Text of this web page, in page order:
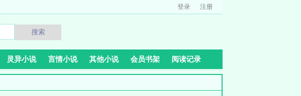
登录 注册
搜索
灵异小说 言情小说 其他小说 会员书架 阅读记录